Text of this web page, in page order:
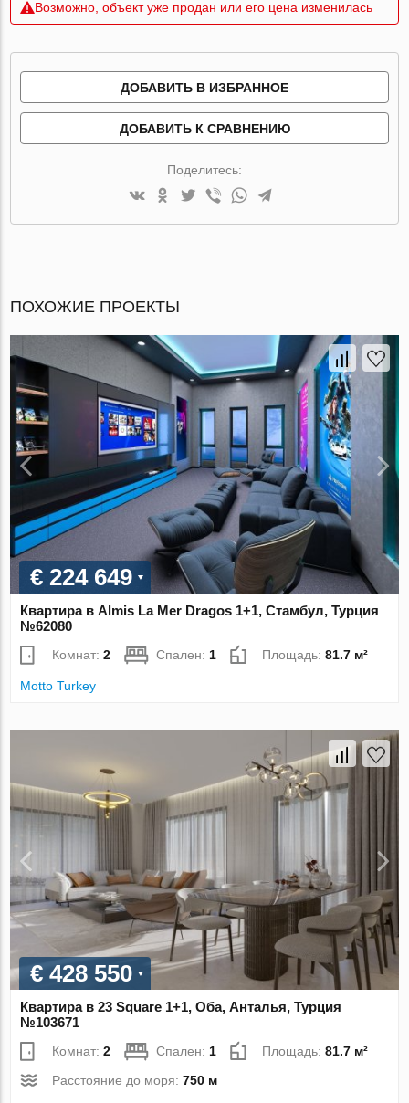
Возможно, объект уже продан или его цена изменилась
ДОБАВИТЬ В ИЗБРАННОЕ
ДОБАВИТЬ К СРАВНЕНИЮ
Поделитесь:
ПОХОЖИЕ ПРОЕКТЫ
€ 224 649
Квартира в Almis La Mer Dragos 1+1, Стамбул, Турция
№62080
Комнат:2 Спален:1 Площадь:81.7 м²
Motto Turkey
€ 428 550
Квартира в 23 Square 1+1, Оба, Анталья, Турция
№103671
Комнат:2 Спален: 1 Площадь:81.7 м²
Расстояние до моря:750 м